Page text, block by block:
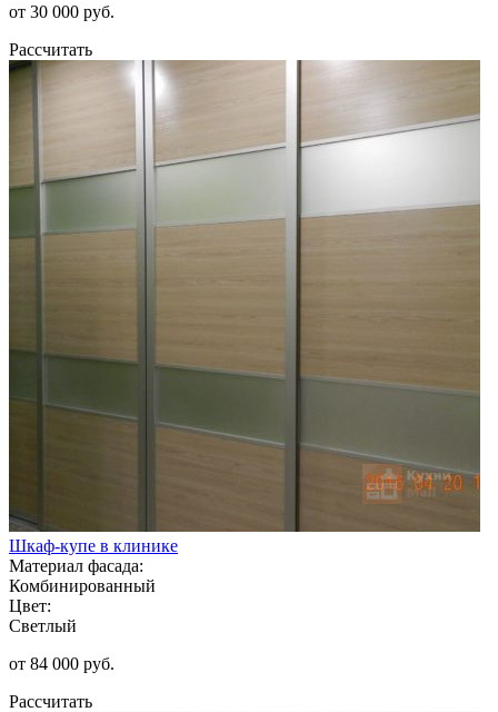
от 30 000 руб.
Рассчитать
Шкаф-купе в клинике
Материал фасада:
Комбинированный
Цвет:
Светлый
от 84 000 руб.
Рассчитать